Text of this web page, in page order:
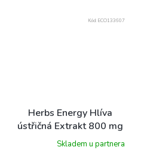
Herbs Energy Hlíva
ústřičná Extrakt 800 mg
+ Acerola, 60 kapslí
Skladem u partnera
Kód: ECO133607